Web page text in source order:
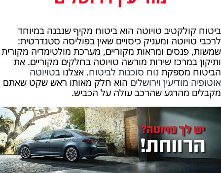
ביטוח קולקטיב טויוטה הוא ביטוח מקיף שנבנה במיוחד
לרכבי טויוטה ומעניק כיסויים שאין בפוליסה סטנדרטית:
שמשות, פנסים ומראות מקוריים, מערכת מולטימדיה מקורית
ותיקון במרכז שירות מורשה טויוטה בחלקים מקוריים. את
הביטוח מספקת נוח סוכנות לביטוח. אצלנו בטויוטה
אוטופיה מודיעין וירושלים הוא חלק מאותו ראש שקט שאתם
מקבלים מהרגע שהרכב עולה על הכביש.